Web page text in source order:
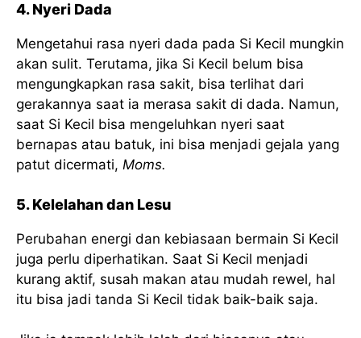
4. Nyeri Dada
Mengetahui rasa nyeri dada pada Si Kecil mungkin
akan sulit. Terutama, jika Si Kecil belum bisa
mengungkapkan rasa sakit, bisa terlihat dari
gerakannya saat ia merasa sakit di dada. Namun,
saat Si Kecil bisa mengeluhkan nyeri saat
bernapas atau batuk, ini bisa menjadi gejala yang
patut dicermati, Moms.
5. Kelelahan dan Lesu
Perubahan energi dan kebiasaan bermain Si Kecil
juga perlu diperhatikan. Saat Si Kecil menjadi
kurang aktif, susah makan atau mudah rewel, hal
itu bisa jadi tanda Si Kecil tidak baik-baik saja.